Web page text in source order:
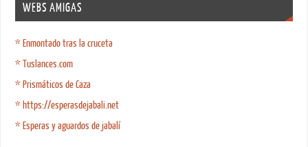
WEBS AMIGAS
* Enmontado tras la cruceta
* Tuslances.com
* Prismáticos de Caza
* https://esperasdejabali.net
* Esperas y aguardos de jabalí